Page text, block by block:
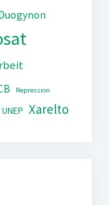
Repression
UNEP Xarelto